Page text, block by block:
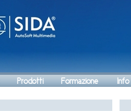
Prodotti Formazione